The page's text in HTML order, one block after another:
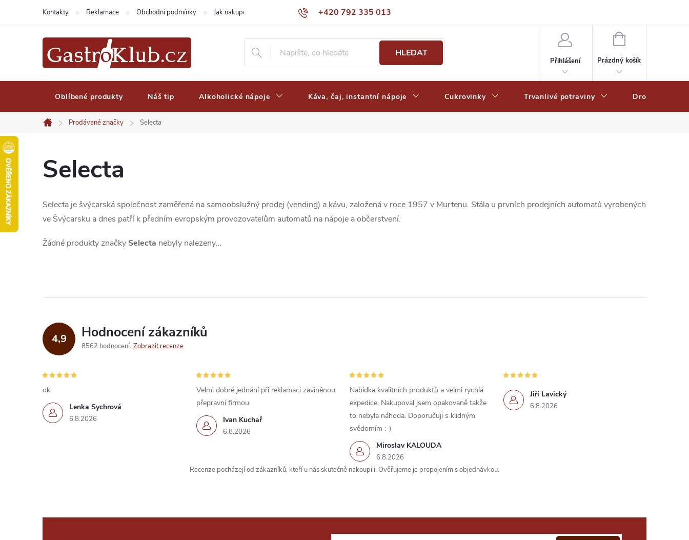
+420 792 335 013
Kontakty Reklamace Obchodní podmínky Jak nakupovat Výdejní místa a ceny dopravy Často kladené otázky
HLEDAT
Přihlášení
NÁKUPNÍ
Prázdný košík
Oblíbené produkty Náš tip Alkoholické nápoje Káva, čaj, instantní nápoje Cukrovinky Trvanlivé potraviny Drogerie
Domů
Prodávané značky Selecta
Selecta
Selecta je švýcarská společnost zaměřená na samoobslužný prodej (vending) a kávu, založená v roce 1957 v Murtenu. Stála u prvních prodejních automatů vyrobených
ve Švýcarsku a dnes patří k předním evropským provozovatelům automatů na nápoje a občerstvení.
Žádné produkty značky Selecta nebyly nalezeny...
4,9 Hodnocení zákazníků
8562 hodnocení Zobrazit recenze
Lenka Sychrová
6.8.2026
ok
Ivan Kuchař
6.8.2026
Velmi dobré jednání při reklamaci zaviněnou
přepravní firmou
Miroslav KALOUDA
6.8.2026
Nabídka kvalitních produktů a velmi rychlá
expedice. Nakupoval jsem opakovaně takže
to nebyla náhoda. Doporučuji s klidným
svědomím :-)
Jiří Lavický
6.8.2026
Recenze pocházejí od zákazníků, kteří u nás skutečně nakoupili. Ověřujeme je propojením s objednávkou.